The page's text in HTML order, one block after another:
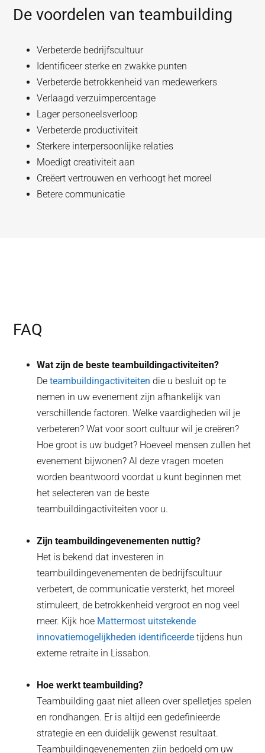
De voordelen van teambuilding
Verbeterde bedrijfscultuur
Identificeer sterke en zwakke punten
Verbeterde betrokkenheid van medewerkers
Verlaagd verzuimpercentage
Lager personeelsverloop
Verbeterde productiviteit
Sterkere interpersoonlijke relaties
Moedigt creativiteit aan
Creëert vertrouwen en verhoogt het moreel
Betere communicatie
FAQ
Wat zijn de beste teambuildingactiviteiten?
Deteambuildingactiviteiten die u besluit op te
nemen in uw evenement zijn afhankelijk van
verschillende factoren. Welke vaardigheden wil je
verbeteren? Wat voor soort cultuur wil je creëren?
Hoe groot is uw budget? Hoeveel mensen zullen het
evenement bijwonen? Al deze vragen moeten
worden beantwoord voordat u kunt beginnen met
het selecteren van de beste
teambuildingactiviteiten voor u.
Zijn teambuildingevenementen nuttig?
Het is bekend dat investeren in
teambuildingevenementen de bedrijfscultuur
verbetert, de communicatie versterkt, het moreel
stimuleert, de betrokkenheid vergroot en nog veel
meer. Kijk hoe Mattermost uitstekende
innovatiemogelijkheden identificeerde tijdens hun
externe retraite in Lissabon.
Hoe werkt teambuilding?
Teambuilding gaat niet alleen over spelletjes spelen
en rondhangen. Er is altijd een gedefinieerde
strategie en een duidelijk gewenst resultaat.
Teambuildingevenementen zijn bedoeld om uw